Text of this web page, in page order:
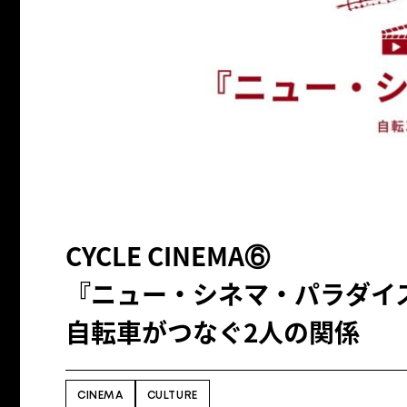
CYCLE CINEMA⑥
『ニュー・シネマ・パラダイ
自転車がつなぐ2人の関係
CINEMA CULTURE